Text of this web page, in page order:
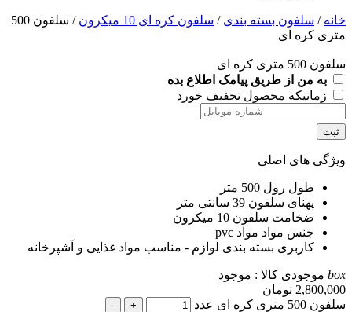
خانه / سلفون بسته بندی / سلفون کره ای 10 میکرون
/ سلفون 500
متری کره ای
سلفون 500 متری کره ای
به من از طریق پیامک اطلاع بده
زمانیکه محصول تخفیف خورد
ثبت
ویژگی های اصلی
طول رول 500 متر
پهنای سلفون 39 سانتی متر
ضخامت سلفون 10 میکرون
جنس مواد مواد pvc
کاربری بسته بندی لوازم - مناسب مواد غذایی و آشپرخانه
box موجودی کالا : موجود
2,800,000 تومان
سلفون 500 متری کره ای عدد
+
-